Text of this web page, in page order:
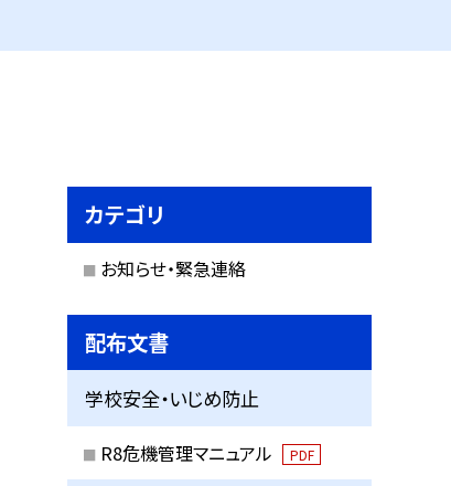
カテゴリ
お知らせ・緊急連絡
配布文書
学校安全・いじめ防止
R8危機管理マニュアル PDF